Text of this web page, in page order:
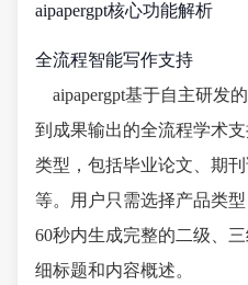
aipapergpt核心功能解析
全流程智能写作支持
aipapergpt基于自主研发
到成果输出的全流程学术
类型，包括毕业论文、期
等。用户只需选择产品类
60秒内生成完整的二级、
细标题和内容概述。